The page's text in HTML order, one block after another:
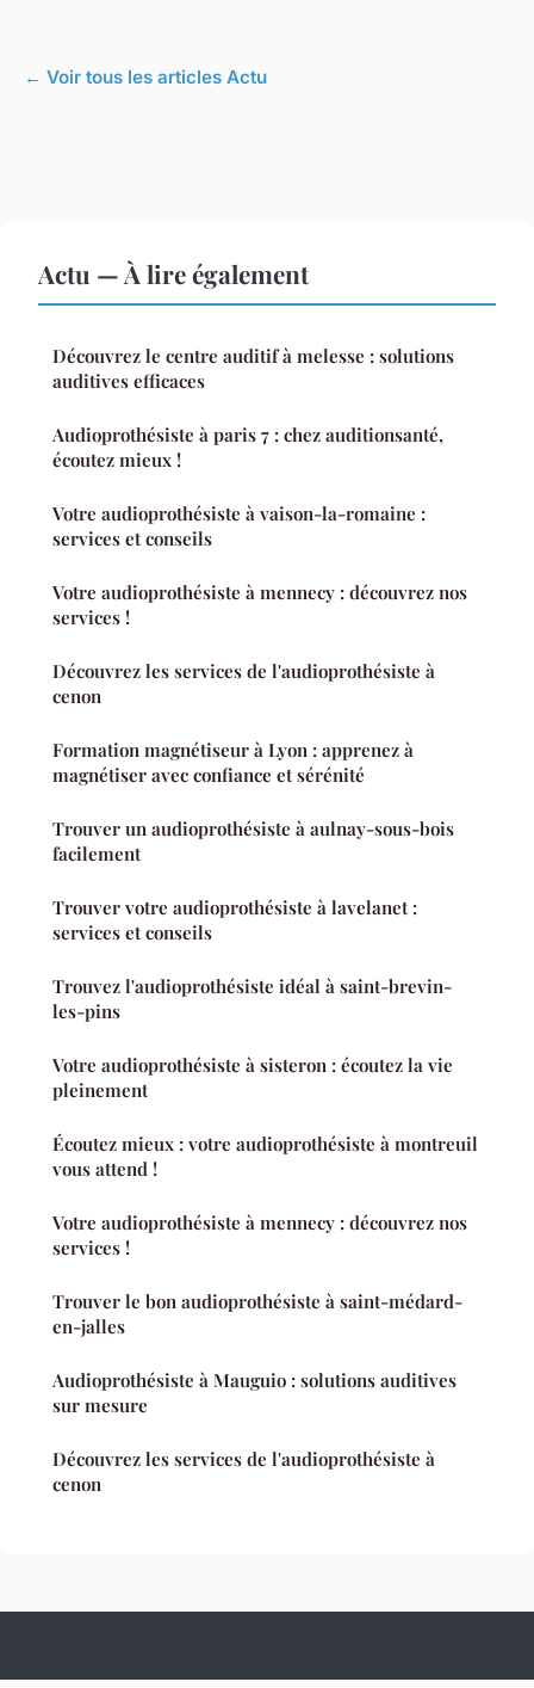
← Voir tous les articles Actu
Actu — À lire également
Découvrez le centre auditif à melesse : solutions
auditives efficaces
Audioprothésiste à paris 7 : chez auditionsanté,
écoutez mieux !
Votre audioprothésiste à vaison-la-romaine :
services et conseils
Votre audioprothésiste à mennecy : découvrez nos
services !
Découvrez les services de l'audioprothésiste à
cenon
Formation magnétiseur à Lyon : apprenez à
magnétiser avec confiance et sérénité
Trouver un audioprothésiste à aulnay-sous-bois
facilement
Trouver votre audioprothésiste à lavelanet :
services et conseils
Trouvez l'audioprothésiste idéal à saint-brevin-
les-pins
Votre audioprothésiste à sisteron : écoutez la vie
pleinement
Écoutez mieux : votre audioprothésiste à montreuil
vous attend !
Votre audioprothésiste à mennecy : découvrez nos
services !
Trouver le bon audioprothésiste à saint-médard-
en-jalles
Audioprothésiste à Mauguio : solutions auditives
sur mesure
Découvrez les services de l'audioprothésiste à
cenon